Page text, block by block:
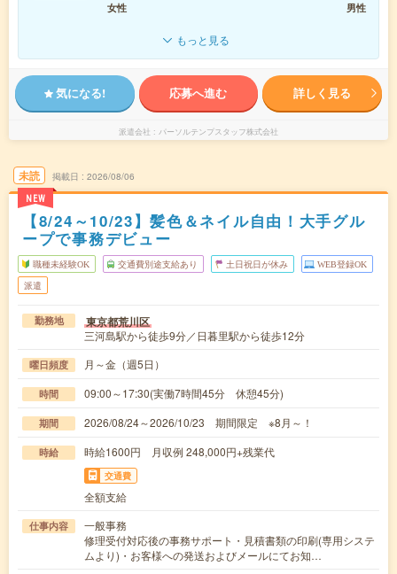
女性
男性
もっと見る
気になる! 応募へ進む 詳しく見る
派遣会社 パーソルテンプスタッフ株式会社
未読
NEW
掲載日 2026/08/06
【8/24～10/23】髪色＆ネイル自由！大手グル
ープで事務デビュー
職種未経験OK 交通費別途支給あり 土日祝日が休み WEB登録OK
派遣
勤務地 東京都荒川区
三河島駅から徒歩9分／日暮里駅から徒歩12分
曜日頻度 月～金（週5日）
時間 09:00～17:30(実働7時間45分 休憩45分)
期間 2026/08/24～2026/10/23 期間限定 ※8月～！
時給 時給1600円 月収例 248,000円+残業代
交通費
全額支給
仕事内容
一般事務
修理受付対応後の事務サポート・見積書類の印刷(専用システ
ムより)・お客様への発送およびメールにてお知…